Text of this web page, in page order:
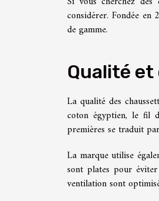
considérer. Fondée en
de gamme.
Qualité
La qualité des
coton égyptien, le fil
premières se traduit
La marque utilise
sont plates pour
ventilation sont